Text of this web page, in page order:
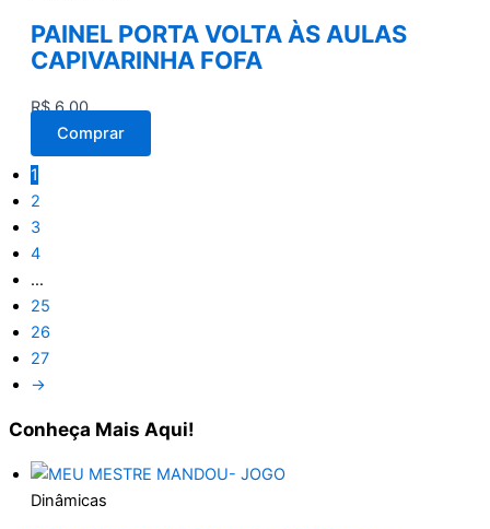
PAINEL PORTA VOLTA ÀS AULAS
CAPIVARINHA FOFA
R$6,00
Comprar
1
2
3
4
…
25
26
27
→
Conheça Mais Aqui!
Dinâmicas